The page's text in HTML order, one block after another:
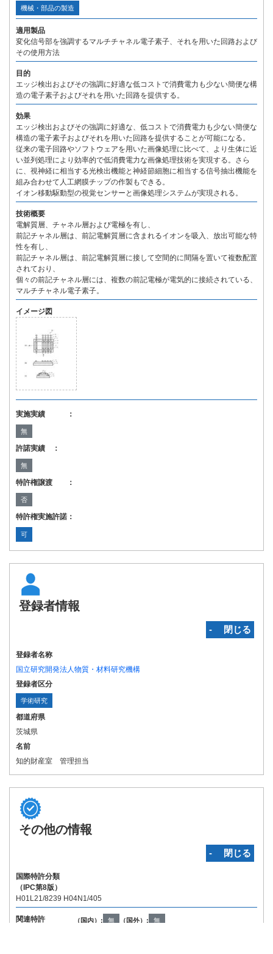
機械・部品の製造
適用製品
変化信号部を強調するマルチチャネル電子素子、それを用いた回路および
その使用方法
目的
エッジ検出およびその強調に好適な低コストで消費電力も少ない簡便な構
造の電子素子およびそれを用いた回路を提供する。
効果
エッジ検出およびその強調に好適な、低コストで消費電力も少ない簡便な
構造の電子素子およびそれを用いた回路を提供することが可能になる。
従来の電子回路やソフトウェアを用いた画像処理に比べて、より生体に近
い並列処理により効率的で低消費電力な画像処理技術を実現する。さら
に、視神経に相当する光検出機能と神経節細胞に相当する信号抽出機能を
組み合わせて人工網膜チップの作製もできる。
イオン移動駆動型の視覚センサーと画像処理システムが実現される。
技術概要
電解質層、チャネル層および電極を有し、
前記チャネル層は、前記電解質層に含まれるイオンを吸入、放出可能な特
性を有し、
前記チャネル層は、前記電解質層に接して空間的に間隔を置いて複数配置
されており、
個々の前記チャネル層には、複数の前記電極が電気的に接続されている、
マルチチャネル電子素子。
イメージ図
実施実績 ：
無
許諾実績 ：
無
特許権譲渡 ：
否
特許権実施許諾：
可
登録者情報
‐ 閉じる
登録者名称
国立研究開発法人物質・材料研究機構
登録者区分
学術研究
都道府県
茨城県
名前
知的財産室 管理担当
その他の情報
‐ 閉じる
国際特許分類
（IPC第8版）
H01L21/8239 H04N1/405
関連特許 （国内）: 無 （国外）: 無